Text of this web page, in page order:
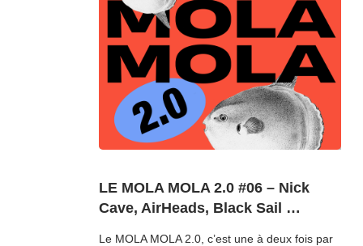
LE MOLA MOLA 2.0 #06 – Nick
Cave, AirHeads, Black Sail …
Le MOLA MOLA 2.0, c’est une à deux fois par